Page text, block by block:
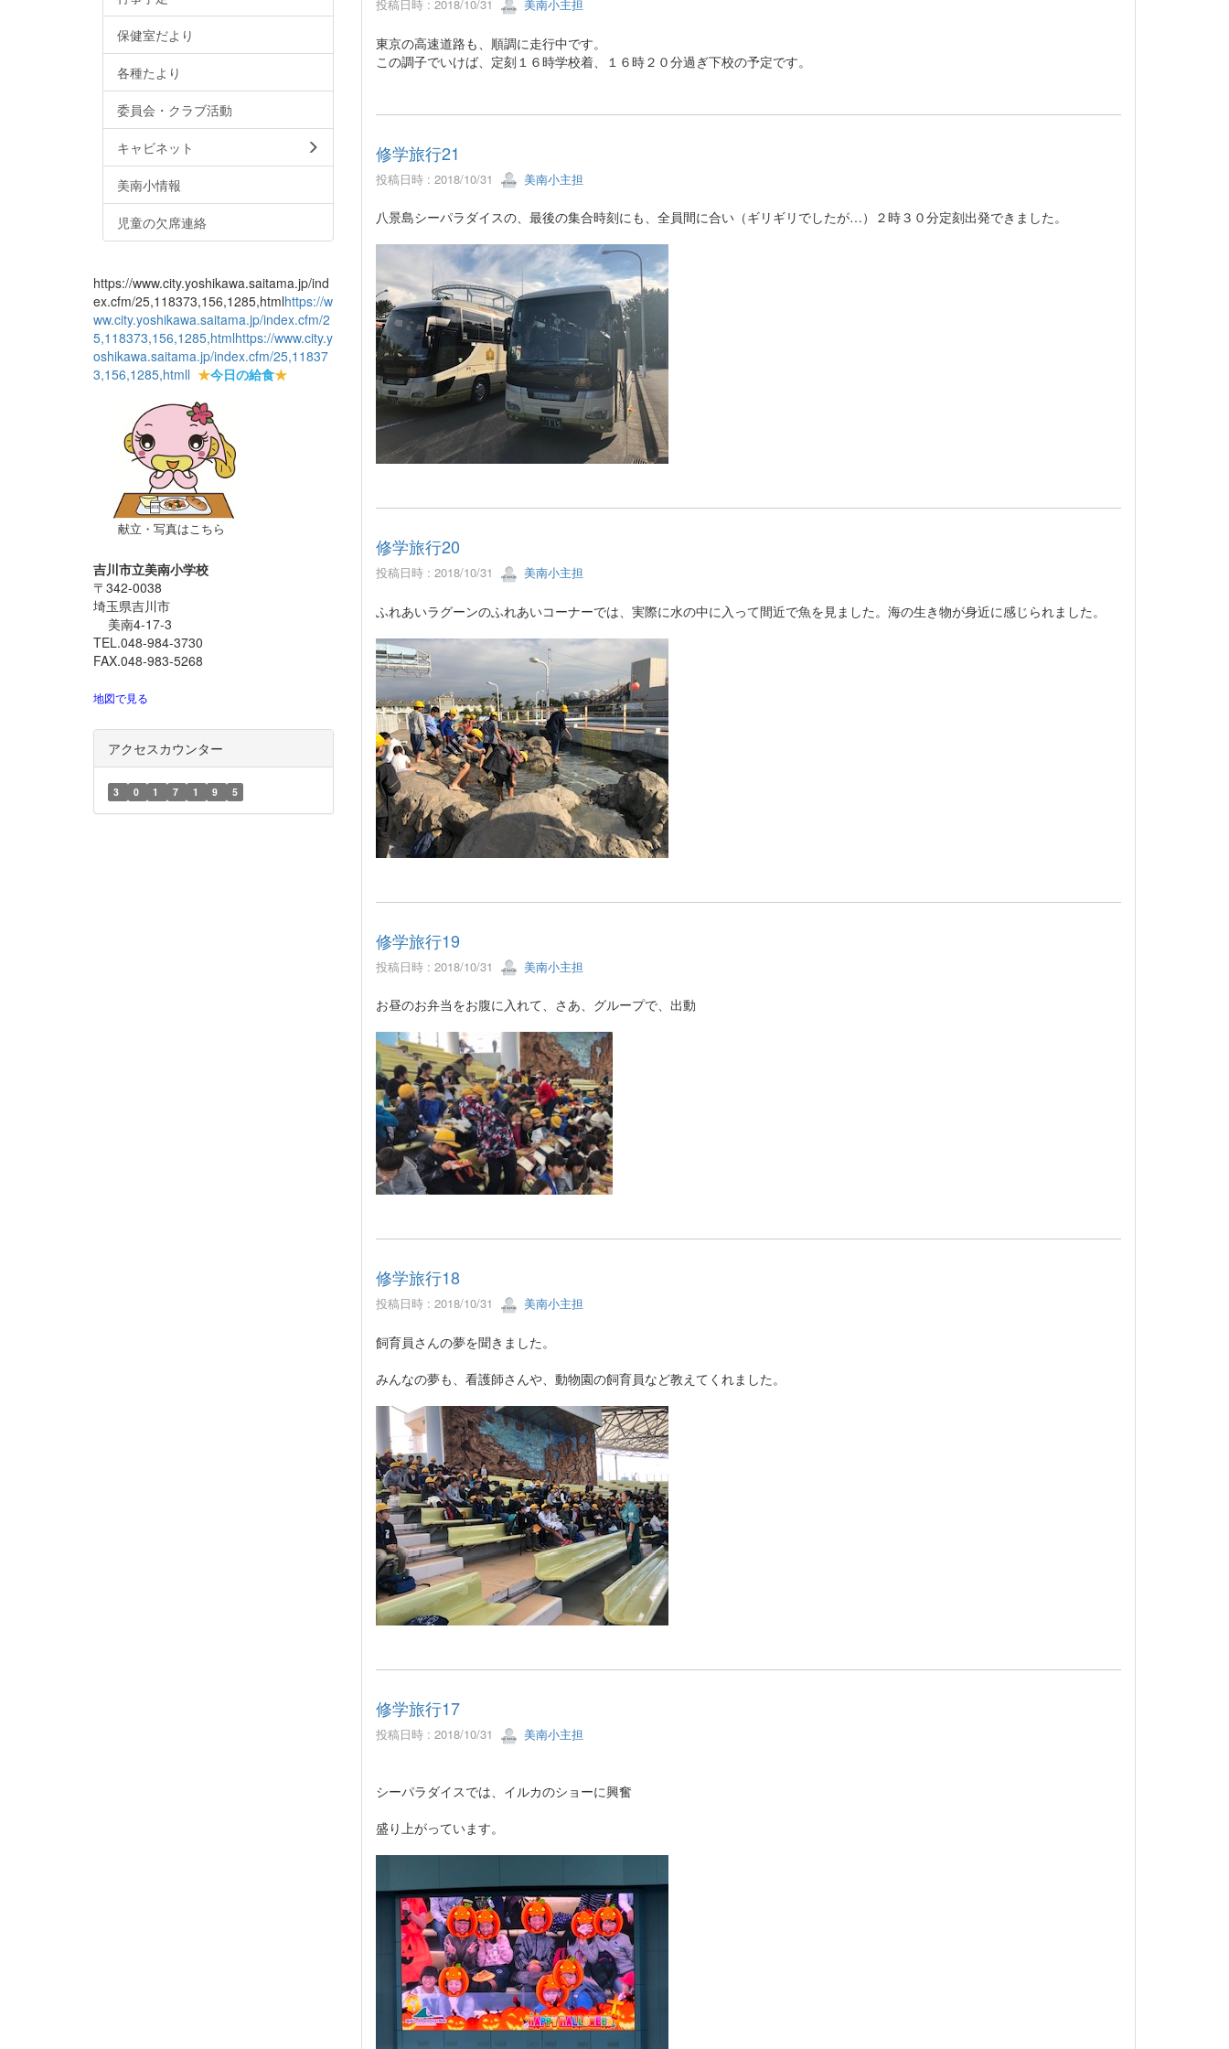
投稿日時 : 2018/10/31 美南小主担
東京の高速道路も、順調に走行中です。
この調子でいけば、定刻１６時学校着、１６時２０分過ぎ下校の予定です。
修学旅行21
投稿日時 : 2018/10/31 美南小主担
八景島シーパラダイスの、最後の集合時刻にも、全員間に合い（ギリギリでしたが…）２時３０分定刻出発できました。
修学旅行20
投稿日時 : 2018/10/31 美南小主担
ふれあいラグーンのふれあいコーナーでは、実際に水の中に入って間近で魚を見ました。海の生き物が身近に感じられました。
修学旅行19
投稿日時 : 2018/10/31 美南小主担
お昼のお弁当をお腹に入れて、さあ、グループで、出動
修学旅行18
投稿日時 : 2018/10/31 美南小主担
飼育員さんの夢を聞きました。
みんなの夢も、看護師さんや、動物園の飼育員など教えてくれました。
修学旅行17
投稿日時 : 2018/10/31 美南小主担
シーパラダイスでは、イルカのショーに興奮
盛り上がっています。
保健室だより
各種たより
委員会・クラブ活動
キャビネット
美南小情報
児童の欠席連絡
https://www.city.yoshikawa.saitama.jp/ind
ex.cfm/25,118373,156,1285,htmlhttps://w
ww.city.yoshikawa.saitama.jp/index.cfm/2
5,118373,156,1285,htmlhttps://www.city.y
oshikawa.saitama.jp/index.cfm/25,11837
3,156,1285,htmll ★今日の給食★
献立・写真はこちら
吉川市立美南小学校
〒342-0038
埼玉県吉川市
美南4-17-3
TEL.048-984-3730
FAX.048-983-5268
地図で見る
アクセスカウンター
3 0 1 7 1 9 5